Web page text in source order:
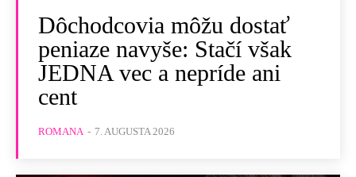
Dôchodcovia môžu dostať
peniaze navyše: Stačí však
JEDNA vec a nepríde ani
cent
ROMANA - 7. AUGUSTA 2026